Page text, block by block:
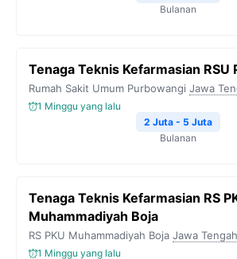
Bulanan
Tenaga Teknis Kefarmasian RSU
Rumah Sakit Umum Purbowangi Jawa
1 Minggu yang lalu
2 Juta - 5 Juta
Bulanan
Tenaga Teknis Kefarmasian RS
Muhammadiyah Boja
RS PKU Muhammadiyah Boja Jawa Tengah
1 Minggu yang lalu